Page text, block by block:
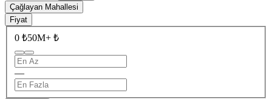
Çağlayan Mahallesi
Fiyat
0 ₺50M+ ₺
—